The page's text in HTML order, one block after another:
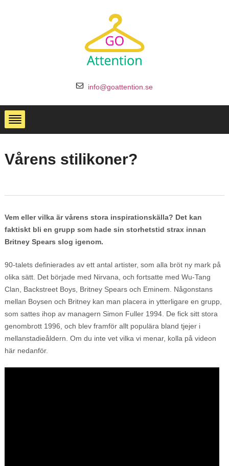
info@goattention.se
Vårens stilikoner?
Vem eller vilka är vårens stora inspirationskälla? Det kan
faktiskt bli en grupp som hade sin storhetstid strax innan
Britney Spears slog igenom.
90-talets definierades av ett antal artister, som alla bröt ny mark på
olika sätt. Det började med Nirvana, och fortsatte med Wu-Tang
Clan, Backstreet Boys, Britney Spears och Eminem. Någonstans
mellan Boysen och Britney kan man placera in ytterligare en grupp,
som sattes ihop av managern Simon Fuller 1994. De fick sitt stora
genombrott 1996, och blev framför allt populära bland tjejer i
mellanstadieåldern. Om du inte vet vilka vi menar, kolla på videon
här nedanför.